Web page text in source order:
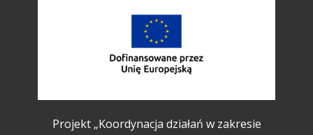
Projekt „Koordynacja działań w zakresie